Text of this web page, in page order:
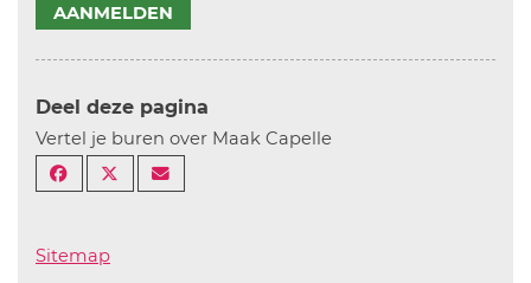
AANMELDEN
Deel deze pagina
Vertel je buren over Maak Capelle
Sitemap